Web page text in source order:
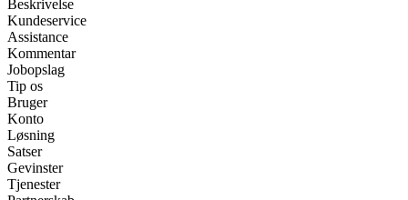
Beskrivelse
Kundeservice
Assistance
Kommentar
Jobopslag
Tip os
Bruger
Konto
Løsning
Satser
Gevinster
Tjenester